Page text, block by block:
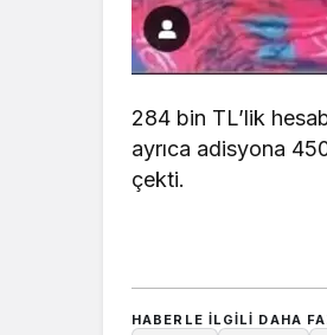
284 bin TL’lik
ayrıca adisyona
çekti.
HABERLE ILGILI DAHA